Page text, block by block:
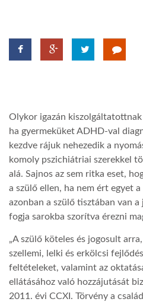
Olykor igazán
ha gyermeküket ADHD-val
kezdve rájuk nehezedik a
komoly pszichiátriai szerekkel
alá. Sajnos az sem ritka eset,
a szülő ellen, ha nem ért egyet
azonban a szülő tisztában van a
fogja sarokba szorítva érezni
„A szülő köteles és jogosult
szellemi, lelki és erkölcsi
feltételeket, valamint az
ellátásához való hozzájutását
2011. évi CCXI. Törvény a